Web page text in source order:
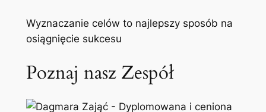
Wyznaczanie celów to najlepszy sposób na
osiągnięcie sukcesu
Poznaj nasz Zespół